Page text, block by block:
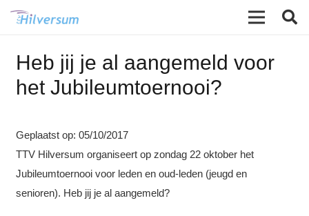
Heb jij je al aangemeld voor
het Jubileumtoernooi?
Geplaatst op: 05/10/2017
TTV Hilversum organiseert op zondag 22 oktober het
Jubileumtoernooi voor leden en oud-leden (jeugd en
senioren). Heb jij je al aangemeld?